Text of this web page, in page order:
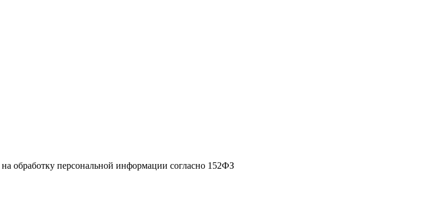
на обработку персональной информации согласно 152ФЗ